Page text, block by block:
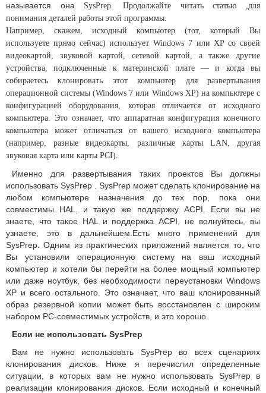
называется она SysPrep. Продолжайте читать статью ,для
понимания деталей работы этой программы.
Например, скажем, исходный компьютер (тот, который Вы
используете прямо сейчас) использует Windows 7 или XP со своей
видеокартой, звуковой картой, сетевой картой, а также другие
устройства, подключенные к материнской плате — и когда вы
собираетесь клонировать этот компьютер для развертывания
операционной системы (Windows 7 или Windows XP) на компьютере с
конфигурацией оборудования, которая отличается от исходного
компьютера. Это означает, что аппаратная конфигурация конечного
компьютера может отличаться от вашего исходного компьютера
(например, разные видеокарты, различные карты LAN, другая
звуковая карта или карты PCI).
Именно для развертывания таких проектов Вы должны
использовать SysPrep . SysPrep может сделать клонирование на
любом компьютере назначения до тех пор, пока они
совместимы HAL, и такую ​​же поддержку ACPI. Если вы не
знаете, что такое HAL и поддержка ACPI, не волнуйтесь, вы
узнаете, это в дальнейшем.Есть много применений для
SysPrep. Одним из практических приложений является то, что
Вы установили операционную систему на ваш исходный
компьютер и хотели бы перейти на более мощный компьютер
или даже ноутбук, без необходимости переустановки Windows
XP и всего остального. Это означает, что ваш клонированный
образ резервной копии может быть восстановлен с широким
набором PC-совместимых устройств, и это хорошо.
Если не использовать SysPrep
Вам не нужно использовать SysPrep во всех сценариях
клонирования дисков. Ниже я перечислил определенные
ситуации, в которых вам не нужно использовать SysPrep в
реализации клонирования дисков. Если исходный и конечный